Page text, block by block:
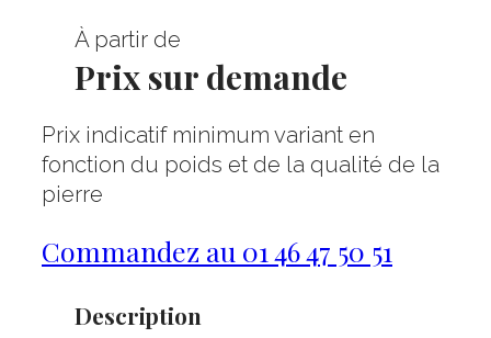
À partir de
Prix sur demande
Prix indicatif minimum variant en
fonction du poids et de la qualité de la
pierre
Commandez au 01 46 47 50 51
Description